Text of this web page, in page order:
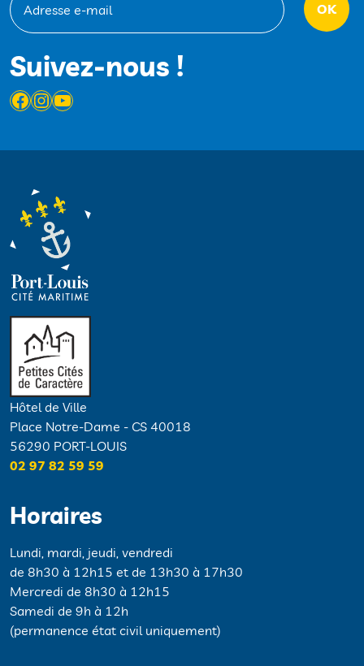
Suivez-nous !
Facebook
Instagram
YouTube
Hôtel de Ville
Place Notre-Dame - CS 40018
56290 PORT-LOUIS
02 97 82 59 59
Horaires
Lundi, mardi, jeudi, vendredi
de 8h30 à 12h15 et de 13h30 à 17h30
Mercredi de 8h30 à 12h15
Samedi de 9h à 12h
(permanence état civil uniquement)